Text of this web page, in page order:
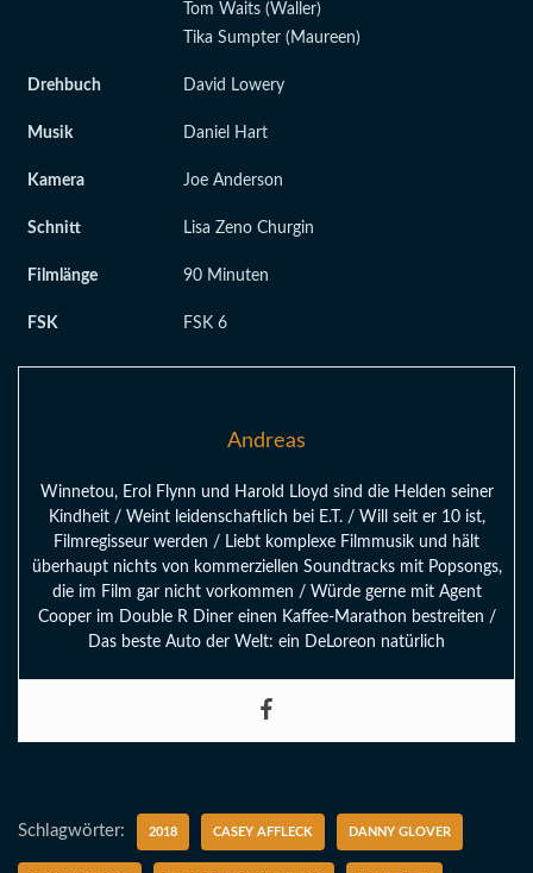
Tom Waits (Waller)
Tika Sumpter (Maureen)
Drehbuch David Lowery
Musik Daniel Hart
Kamera Joe Anderson
Schnitt Lisa Zeno Churgin
Filmlänge 90 Minuten
FSK FSK 6
Andreas
Winnetou, Erol Flynn und Harold Lloyd sind die Helden seiner
Kindheit / Weint leidenschaftlich bei E.T. / Will seit er 10 ist,
Filmregisseur werden / Liebt komplexe Filmmusik und hält
überhaupt nichts von kommerziellen Soundtracks mit Popsongs,
die im Film gar nicht vorkommen / Würde gerne mit Agent
Cooper im Double R Diner einen Kaffee-Marathon bestreiten /
Das beste Auto der Welt: ein DeLoreon natürlich
Schlagwörter: 2018 CASEY AFFLECK DANNY GLOVER